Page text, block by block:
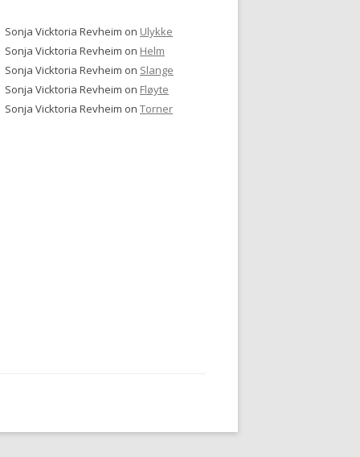
Sonja Vicktoria Revheim on Ulykke
Sonja Vicktoria Revheim on Helm
Sonja Vicktoria Revheim on Slange
Sonja Vicktoria Revheim on Fløyte
Sonja Vicktoria Revheim on Torner